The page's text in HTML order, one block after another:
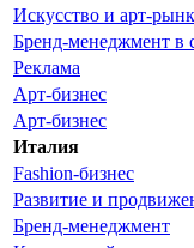
Искусство и арт-
Бренд-менеджмент в
Реклама
Арт-бизнес
Арт-бизнес
Италия
Fashion-бизнес
Развитие и
Бренд-менеджмент